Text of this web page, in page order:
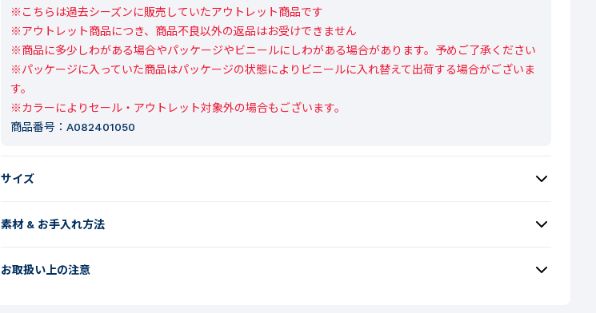
※こちらは過去シーズンに販売していたアウトレット商品です
※アウトレット商品につき、商品不良以外の返品はお受けできません
※商品に多少しわがある場合やパッケージやビニールにしわがある場合があります。予めご了承ください
※パッケージに入っていた商品はパッケージの状態によりビニールに入れ替えて出荷する場合がございま
す。
※カラーによりセール・アウトレット対象外の場合もございます。
商品番号： A082401050
サイズ
素材 & お手入れ方法
お取扱い上の注意